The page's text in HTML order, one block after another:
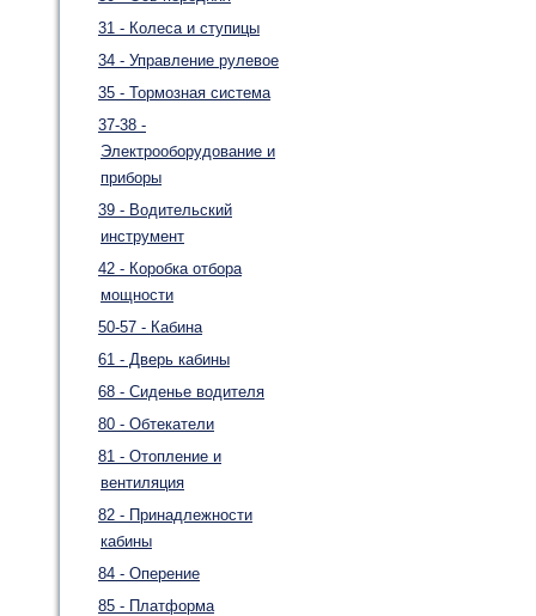
31 - Колеса и ступицы
34 - Управление рулевое
35 - Тормозная система
37-38 -
Электрооборудование и
приборы
39 - Водительский
инструмент
42 - Коробка отбора
мощности
50-57 - Кабина
61 - Дверь кабины
68 - Сиденье водителя
80 - Обтекатели
81 - Отопление и
вентиляция
82 - Принадлежности
кабины
84 - Оперение
85 - Платформа